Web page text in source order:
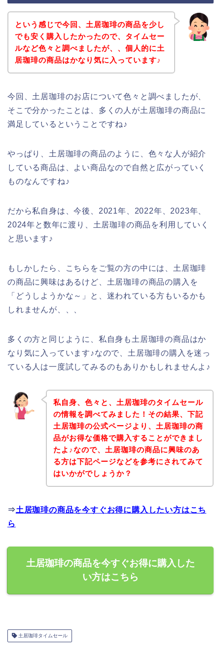
という感じで今回、土居珈琲の商品を少し
でも安く購入したかったので、タイムセー
ルなど色々と調べましたが、、個人的に土
居珈琲の商品はかなり気に入っています♪
今回、土居珈琲のお店について色々と調べましたが、
そこで分かったことは、多くの人が土居珈琲の商品に
満足しているということですね♪
やっぱり、土居珈琲の商品のように、色々な人が紹介
している商品は、よい商品なので自然と広がっていく
ものなんですね♪
だから私自身は、今後、2021年、2022年、2023年、
2024年と数年に渡り、土居珈琲の商品を利用していく
と思います♪
もしかしたら、こちらをご覧の方の中には、土居珈琲
の商品に興味はあるけど、土居珈琲の商品の購入を
「どうしようかな～」と、迷われている方もいるかも
しれませんが、、、
多くの方と同じように、私自身も土居珈琲の商品はか
なり気に入っています♪なので、土居珈琲の購入を迷っ
ている人は一度試してみるのもありかもしれませんよ♪
私自身、色々と、土居珈琲のタイムセール
の情報を調べてみました！その結果、下記
土居珈琲の公式ページより、土居珈琲の商
品がお得な価格で購入することができまし
たよ♪なので、土居珈琲の商品に興味のあ
る方は下記ページなどを参考にされてみて
はいかがでしょうか？
⇒土居珈琲の商品を今すぐお得に購入したい方はこち
ら
土居珈琲の商品を今すぐお得に購入した
い方はこちら
土居珈琲タイムセール